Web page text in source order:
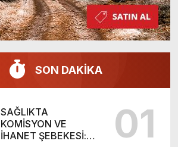
SON DAKİKA
SAĞLIKTA
KOMİSYON VE
İHANET ŞEBEKESİ:
01